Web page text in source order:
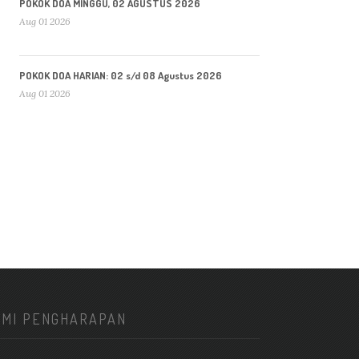
POKOK DOA MINGGU, 02 AGUSTUS 2026
Aug 01 2026
POKOK DOA HARIAN: 02 s/d 08 Agustus 2026
Aug 01 2026
PENGHARAPAN